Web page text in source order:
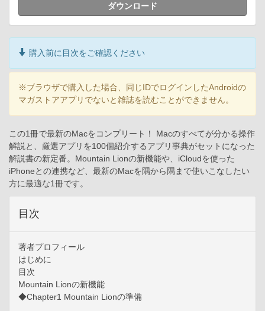
ダウンロード
購入前に目次をご確認ください
※ブラウザで購入した場合、同じIDでログインしたAndroidの
マガストアアプリでないと雑誌を読むことができません。
この1冊で最新のMacをコンプリート！ Macのすべてが分かる操作
解説と、厳選アプリを100個紹介するアプリ事典がセットになった
解説書の新定番。Mountain Lionの新機能や、iCloudを使った
iPhoneとの連携など、最新のMacを隅から隅まで使いこなしたい
方に最適な1冊です。
目次
著者プロフィール
はじめに
目次
Mountain Lionの新機能
◆Chapter1 Mountain Lionの準備